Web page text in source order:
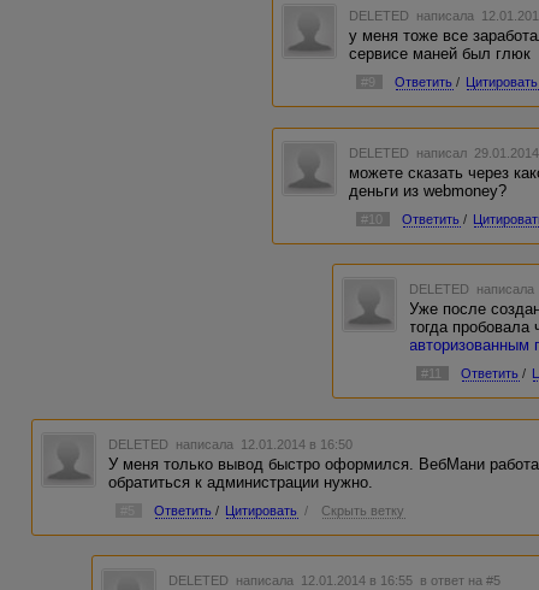
DELETED написала
у меня тоже все
сервисе маней был глюк
#9 Ответить / Цитировать
DELETED написал
можете сказать через
деньги из webmoney?
#10 Ответить /
DELETED
Уже после
тогда
авторизованным
#11 Ответить /
DELETED написала 12.01.2014 в 16:50
У меня только вывод быстро оформился. ВебМани
обратиться к администрации нужно.
Ответить / Цитировать / Скрыть ветку
DELETED написала 12.01.2014 в 16:55 в ответ на #5